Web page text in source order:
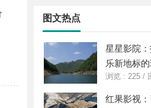
图文热点
星星影院
乐新地标
浏览 : 225 /
红果影视